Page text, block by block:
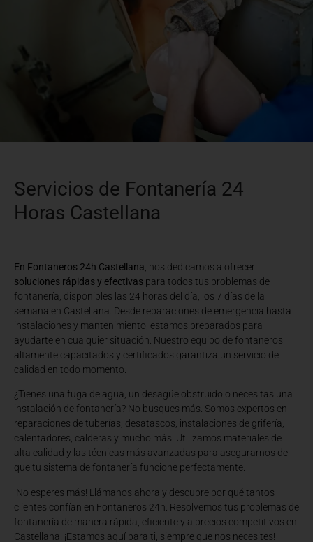
Servicios de Fontanería 24
Horas Castellana
En Fontaneros 24h Castellana , nos dedicamos a ofrecer
soluciones rápidas y efectivas para todos tus problemas de
fontanería, disponibles las 24 horas del día, los 7 días de la
semana en Castellana. Desde reparaciones de emergencia hasta
instalaciones y mantenimiento, estamos preparados para
ayudarte en cualquier situación. Nuestro equipo de fontaneros
altamente capacitados y certificados garantiza un servicio de
calidad en todo momento.
¿Tienes una fuga de agua, un desagüe obstruido o necesitas una
instalación de fontanería? No busques más. Somos expertos en
reparaciones de tuberías, desatascos, instalaciones de grifería,
calentadores, calderas y mucho más. Utilizamos materiales de
alta calidad y las técnicas más avanzadas para asegurarnos de
que tu sistema de fontanería funcione perfectamente.
¡No esperes más! Llámanos ahora y descubre por qué tantos
clientes confían en Fontaneros 24h. Resolvemos tus problemas de
fontanería de manera rápida, eficiente y a precios competitivos en
Castellana. ¡Estamos aquí para ti, siempre que nos necesites!